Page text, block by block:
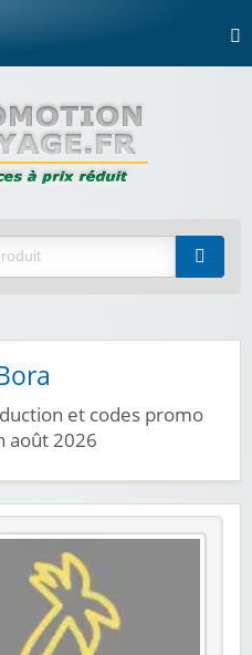
et codes promo
août 2026